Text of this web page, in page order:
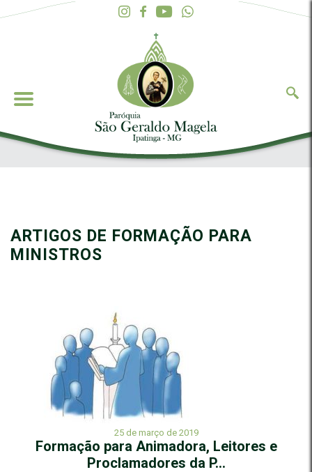
ARTIGOS DE FORMAÇÃO PARA
MINISTROS
25 de março de 2019
Formação para Animadora, Leitores e
Proclamadores da P...